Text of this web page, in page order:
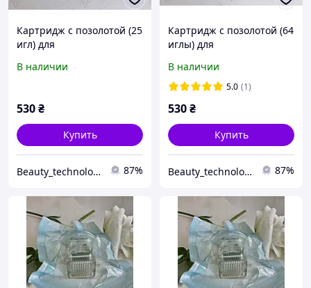
Картридж с позолотой (25
игл) для
фракционного РФ
В наличии
530₴
Купить
Beauty_technologies_ 87%
Картридж с позолотой (64
иглы) для
фракционного РФ
лифтинга
В наличии
5.0 (1)
530₴
Купить
Beauty_technologies_ 87%